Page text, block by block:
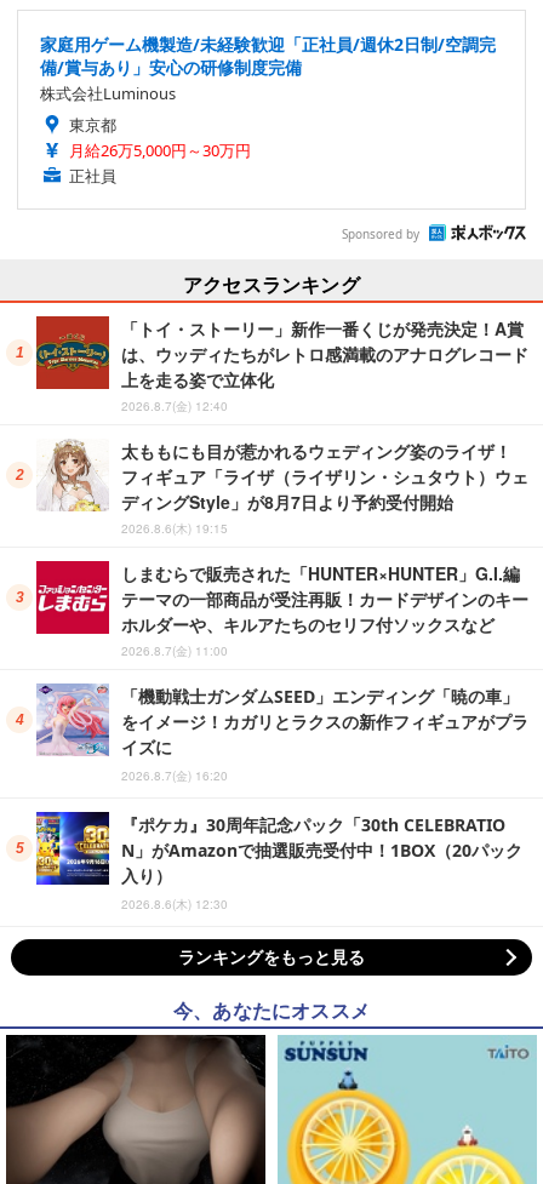
家庭用ゲーム機製造/未経験歓迎「正社員/週休2日制/空調完
備/賞与あり」安心の研修制度完備
株式会社Luminous
東京都
月給26万5,000円～30万円
正社員
Sponsored by
アクセスランキング
「トイ・ストーリー」新作一番くじが発売決定！A賞
は、ウッディたちがレトロ感満載のアナログレコード
上を走る姿で立体化
2026.8.7(金) 12:40
太ももにも目が惹かれるウェディング姿のライザ！
フィギュア「ライザ（ライザリン・シュタウト）ウェ
ディングStyle」が8月7日より予約受付開始
2026.8.6(木) 19:15
しまむらで販売された「HUNTER×HUNTER」G.I.編
テーマの一部商品が受注再販！カードデザインのキー
ホルダーや、キルアたちのセリフ付ソックスなど
2026.8.7(金) 11:00
「機動戦士ガンダムSEED」エンディング「暁の車」
をイメージ！カガリとラクスの新作フィギュアがプラ
イズに
2026.8.7(金) 16:20
『ポケカ』30周年記念パック「30th CELEBRATIO
N」がAmazonで抽選販売受付中！1BOX（20パック
入り）
2026.8.6(木) 12:30
ランキングをもっと見る
今、あなたにオススメ